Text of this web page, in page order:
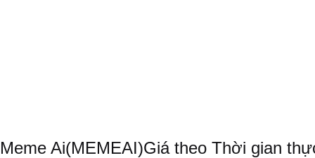
Meme Ai(MEMEAI)Giá theo Thời gian